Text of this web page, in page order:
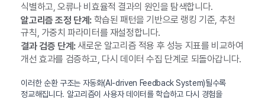
식별하고, 오류나 비효율적 결과의 원인을 탐색합니다.
알고리즘 조정 단계:학습된 패턴을 기반으로 랭킹 기준, 추천
규칙, 가중치 파라미터를 재설정합니다.
결과 검증 단계:새로운 알고리즘 적용 후 성능 지표를 비교하여
개선 효과를 검증하고, 다시 데이터 수집 단계로 되돌아갑니다.
이러한 순환 구조는 자동화(AI-driven Feedback System)될수록
정교해집니다. 알고리즘이 사용자 데이터를 학습하고 다시 경험을